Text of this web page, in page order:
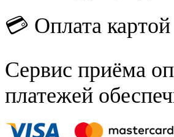
💳 Оплата
Сервис приёма
платежей